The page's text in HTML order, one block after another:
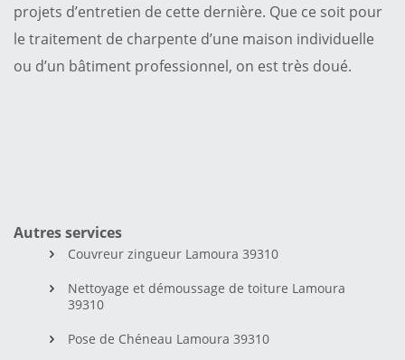
projets d’entretien de cette dernière. Que ce soit pour
le traitement de charpente d’une maison individuelle
ou d’un bâtiment professionnel, on est très doué.
Autres services
Couvreur zingueur Lamoura 39310
Nettoyage et démoussage de toiture Lamoura
39310
Pose de Chéneau Lamoura 39310